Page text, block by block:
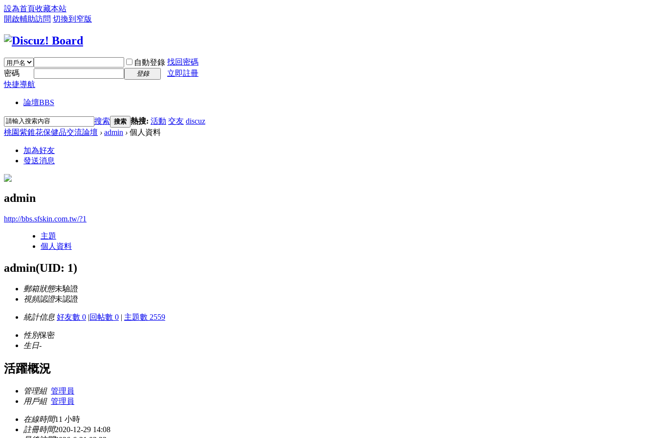
設為首頁收藏本站
開啟輔助訪問 切換到窄版
自動登錄 找回密碼
密碼
登錄
立即註冊
快捷導航
論壇BBS
搜索 搜索 熱搜: 活動 交友 discuz
桃園紫錐花保健品交流論壇 › admin › 個人資料
加為好友
發送消息
admin
http://bbs.sfskin.com.tw/?1
主題
個人資料
admin(UID: 1)
郵箱狀態未驗證
視頻認證未認證
統計信息 好友數 0 |回帖數 0 | 主題數 2559
性別保密
生日-
活躍概況
管理組 管理員
用戶組 管理員
在線時間11 小時
註冊時間2020-12-29 14:08